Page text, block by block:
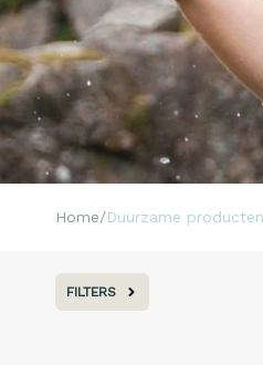
Home Duurzame producten
FILTERS